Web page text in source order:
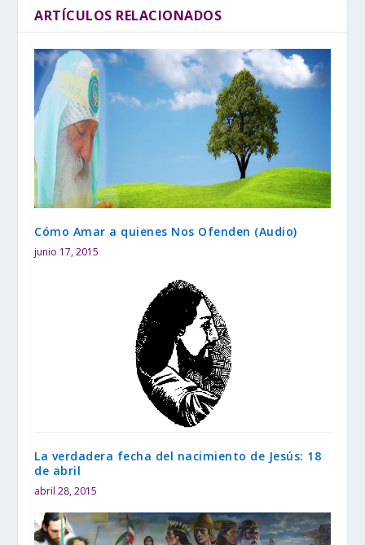
ARTÍCULOS RELACIONADOS
Cómo Amar a quienes Nos Ofenden (Audio)
junio 17, 2015
La verdadera fecha del nacimiento de Jesús: 18
de abril
abril 28, 2015